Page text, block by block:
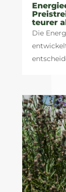
teurer
Die